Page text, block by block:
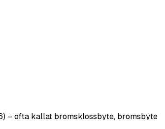
– ofta kallat bromsklossbyte, bromsbyte